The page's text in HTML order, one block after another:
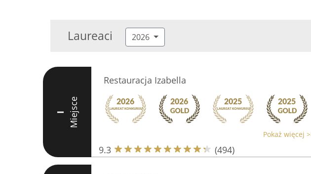
Laureaci 2026
I Miejsce
Restauracja Izabella
Pokaż więcej
9.3 (494)